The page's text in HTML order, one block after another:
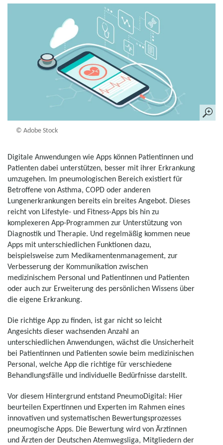
© Adobe Stock
Digitale Anwendungen wie Apps können Patientinnen und
Patienten dabei unterstützen, besser mit ihrer Erkrankung
umzugehen. Im pneumologischen Bereich existiert für
Betroffene von Asthma, COPD oder anderen
Lungenerkrankungen bereits ein breites Angebot. Dieses
reicht von Lifestyle- und Fitness-Apps bis hin zu
komplexeren App-Programmen zur Unterstützung von
Diagnostik und Therapie. Und regelmäßig kommen neue
Apps mit unterschiedlichen Funktionen dazu,
beispielsweise zum Medikamentenmanagement, zur
Verbesserung der Kommunikation zwischen
medizinischem Personal und Patientinnen und Patienten
oder auch zur Erweiterung des persönlichen Wissens über
die eigene Erkrankung.
Die richtige App zu finden, ist gar nicht so leicht
Angesichts dieser wachsenden Anzahl an
unterschiedlichen Anwendungen, wächst die Unsicherheit
bei Patientinnen und Patienten sowie beim medizinischen
Personal, welche App die richtige für verschiedene
Behandlungsfälle und individuelle Bedürfnisse darstellt.
Vor diesem Hintergrund entstand PneumoDigital: Hier
beurteilen Expertinnen und Experten im Rahmen eines
innovativen und systematischen Bewertungsprozesses
pneumogische Apps. Die Bewertung wird von Ärztinnen
und Ärzten der Deutschen Atemwegsliga, Mitgliedern der